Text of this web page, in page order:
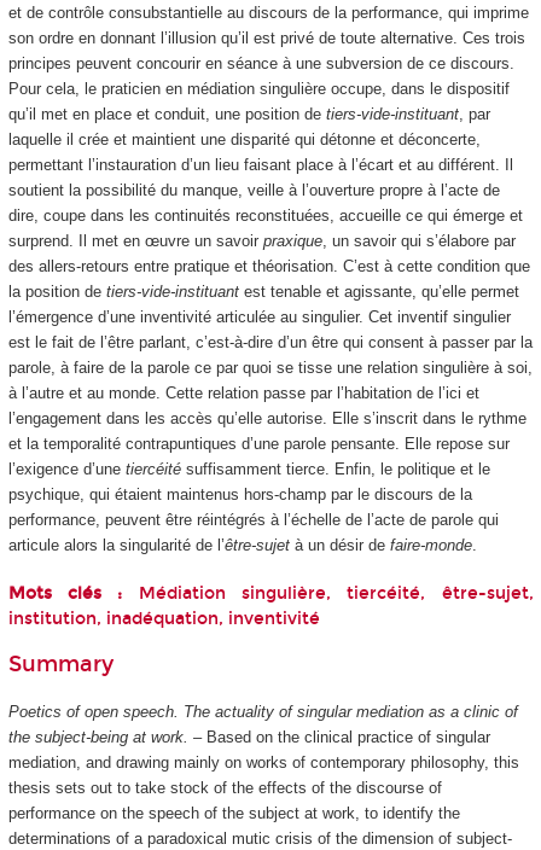
et de contrôle consubstantielle au discours de la performance, qui imprime
son ordre en donnant l’illusion qu’il est privé de toute alternative. Ces trois
principes peuvent concourir en séance à une subversion de ce discours.
Pour cela, le praticien en médiation singulière occupe, dans le dispositif
qu’il met en place et conduit, une position de tiers-vide-instituant, par
laquelle il crée et maintient une disparité qui détonne et déconcerte,
permettant l’instauration d’un lieu faisant place à l’écart et au différent. Il
soutient la possibilité du manque, veille à l’ouverture propre à l’acte de
dire, coupe dans les continuités reconstituées, accueille ce qui émerge et
surprend. Il met en œuvre un savoir praxique, un savoir qui s’élabore par
des allers-retours entre pratique et théorisation. C’est à cette condition que
la position de tiers-vide-instituantest tenable et agissante, qu’elle permet
l’émergence d’une inventivité articulée au singulier. Cet inventif singulier
est le fait de l’être parlant, c’est-à-dire d’un être qui consent à passer par la
parole, à faire de la parole ce par quoi se tisse une relation singulière à soi,
à l’autre et au monde. Cette relation passe par l’habitation de l’ici et
l’engagement dans les accès qu’elle autorise. Elle s’inscrit dans le rythme
et la temporalité contrapuntiques d’une parole pensante. Elle repose sur
l’exigence d’une tiercéitésuffisamment tierce. Enfin, le politique et le
psychique, qui étaient maintenus hors-champ par le discours de la
performance, peuvent être réintégrés à l’échelle de l’acte de parole qui
articule alors la singularité de l’être-sujetà un désir de faire-monde.
Mots clés : Médiation singulière, tiercéité, être-sujet,
institution, inadéquation, inventivité
Summary
Poetics of open speech. The actuality of singular mediation as a clinic of
the subject-being at work. – Based on the clinical practice of singular
mediation, and drawing mainly on works of contemporary philosophy, this
thesis sets out to take stock of the effects of the discourse of
performance on the speech of the subject at work, to identify the
determinations of a paradoxical mutic crisis of the dimension of subject-